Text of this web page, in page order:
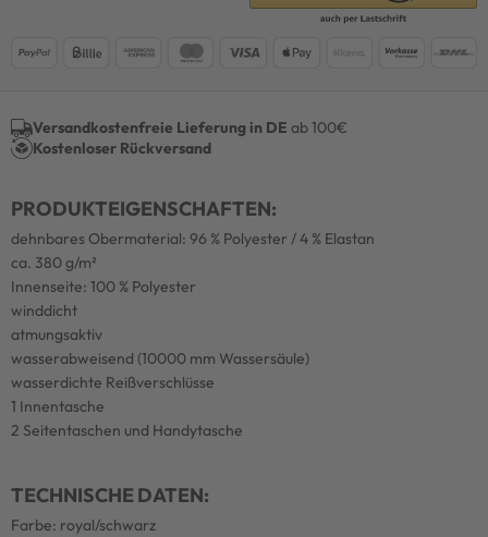
Versandkostenfreie Lieferung in DE ab 100€
Kostenloser Rückversand
PRODUKTEIGENSCHAFTEN:
dehnbares Obermaterial: 96 % Polyester / 4 % Elastan
ca. 380 g/m²
Innenseite: 100 % Polyester
winddicht
atmungsaktiv
wasserabweisend (10000 mm Wassersäule)
wasserdichte Reißverschlüsse
1 Innentasche
2 Seitentaschen und Handytasche
TECHNISCHE DATEN:
Farbe: royal/schwarz